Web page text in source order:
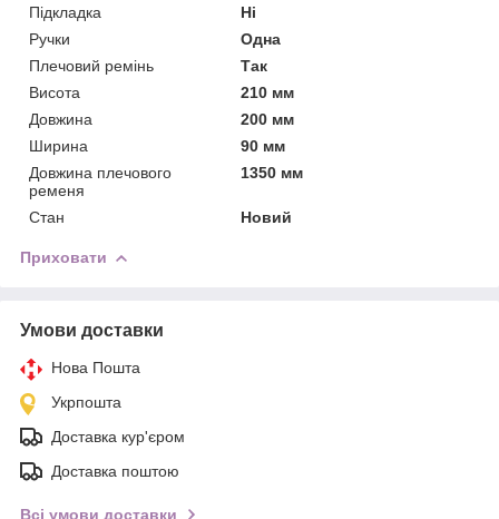
Підкладка
Ні
Ручки
Одна
Плечовий ремінь
Так
Висота
210 мм
Довжина
200 мм
Ширина
90 мм
Довжина плечового
ременя
1350 мм
Стан Новий
Приховати
Умови доставки
Нова Пошта
Укрпошта
Доставка кур'єром
Доставка поштою
Всі умови доставки